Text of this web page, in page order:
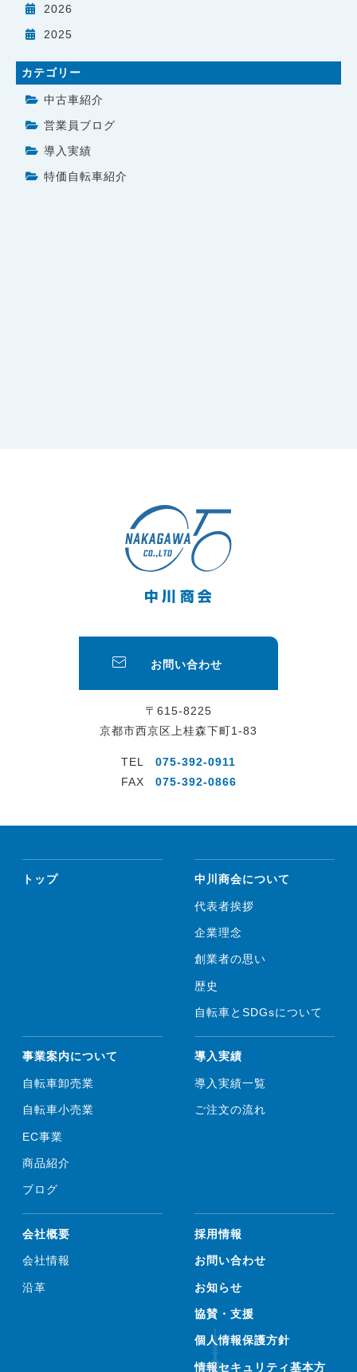
2026
2025
カテゴリー
中古車紹介
営業員ブログ
導入実績
特価自転車紹介
お問い合わせ
〒615-8225
京都市西京区上桂森下町1-83
TEL
075-392-0911
FAX
075-392-0866
トップ 中川商会について
代表者挨拶
企業理念
創業者の思い
歴史
自転車とSDGsについて
事業案内について
自転車卸売業
自転車小売業
EC事業
商品紹介
ブログ
導入実績
導入実績一覧
ご注文の流れ
会社概要
会社情報
沿革
採用情報
お問い合わせ
お知らせ
協賛・支援
個人情報保護方針
情報セキュリティ基本方